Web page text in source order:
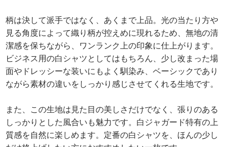
柄は決して派手ではなく、あくまで上品。光の当たり方や
見る角度によって織り柄が控えめに現れるため、無地の清
潔感を保ちながら、ワンランク上の印象に仕上がります。
ビジネス用の白シャツとしてはもちろん、少し改まった場
面やドレッシーな装いにもよく馴染み、ベーシックであり
ながら素材の違いをしっかり感じさせてくれる生地です。
また、この生地は見た目の美しさだけでなく、張りのある
しっかりとした風合いも魅力です。白ジャガード特有の上
質感を自然に楽しめます。定番の白シャツを、ほんの少し